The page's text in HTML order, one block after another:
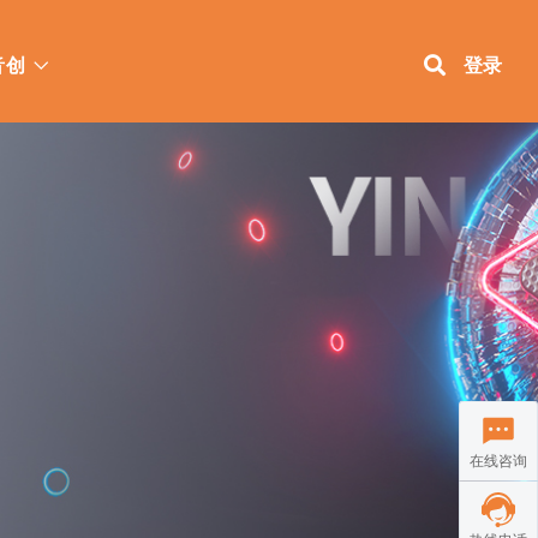
登录
在线咨询